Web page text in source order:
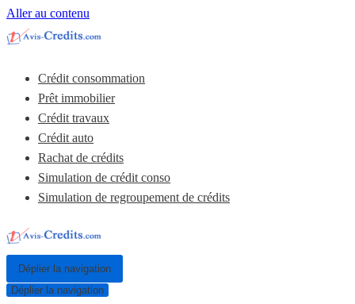
Aller au contenu
Crédit consommation
Prêt immobilier
Crédit travaux
Crédit auto
Rachat de crédits
Simulation de crédit conso
Simulation de regroupement de crédits
Déplier la navigation
Déplier la navigation